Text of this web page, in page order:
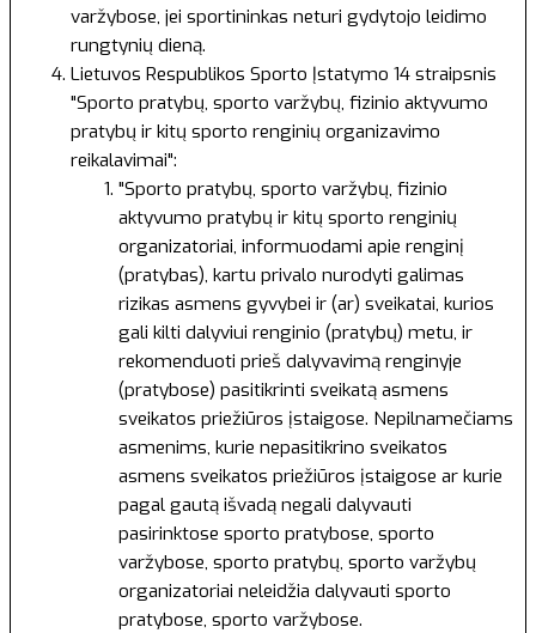
varžybose, jei sportininkas neturi gydytojo leidimo
rungtynių dieną.
Lietuvos Respublikos Sporto Įstatymo 14 straipsnis
"Sporto pratybų, sporto varžybų, fizinio aktyvumo
pratybų ir kitų sporto renginių organizavimo
reikalavimai":
"Sporto pratybų, sporto varžybų, fizinio
aktyvumo pratybų ir kitų sporto renginių
organizatoriai, informuodami apie renginį
(pratybas), kartu privalo nurodyti galimas
rizikas asmens gyvybei ir (ar) sveikatai, kurios
gali kilti dalyviui renginio (pratybų) metu, ir
rekomenduoti prieš dalyvavimą renginyje
(pratybose) pasitikrinti sveikatą asmens
sveikatos priežiūros įstaigose. Nepilnamečiams
asmenims, kurie nepasitikrino sveikatos
asmens sveikatos priežiūros įstaigose ar kurie
pagal gautą išvadą negali dalyvauti
pasirinktose sporto pratybose, sporto
varžybose, sporto pratybų, sporto varžybų
organizatoriai neleidžia dalyvauti sporto
pratybose, sporto varžybose.